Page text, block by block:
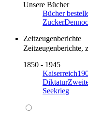
Unsere Bücher
Bücher
Zucker
Zeitzeugenberichte
Zeitzeugenberichte,
1850 - 1945
Kaiserreich
Diktatur
Seekrieg